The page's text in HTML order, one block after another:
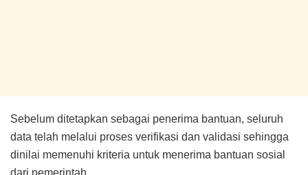
Sebelum ditetapkan sebagai penerima bantuan, seluruh
data telah melalui proses verifikasi dan validasi sehingga
dinilai memenuhi kriteria untuk menerima bantuan sosial
dari pemerintah.